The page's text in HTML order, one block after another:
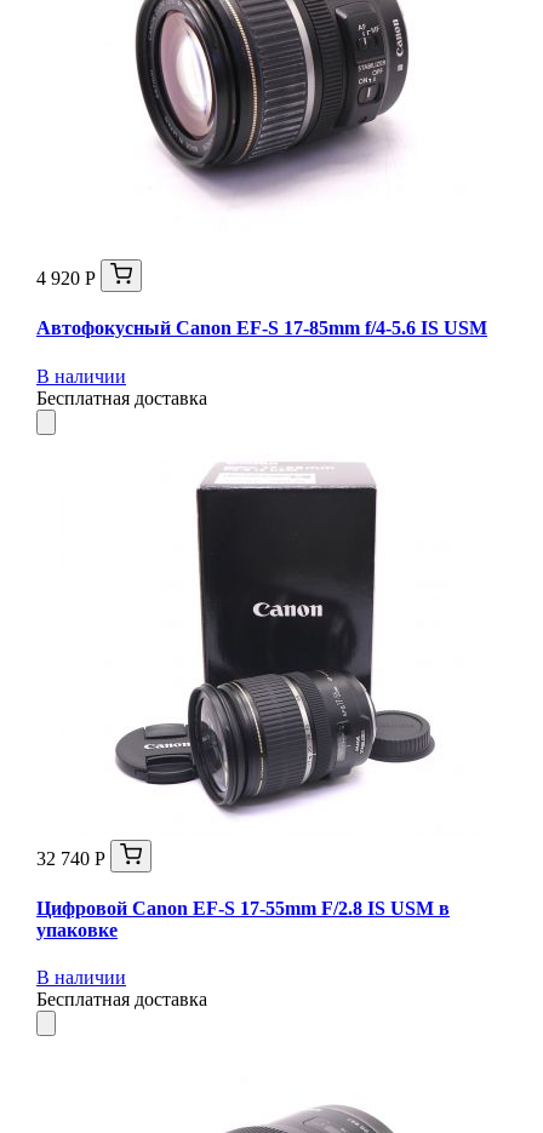
4 920 Р
Автофокусный Canon EF-S 17-85mm f/4-5.6 IS USM
В наличии
Бесплатная доставка
32 740 Р
Цифровой Canon EF-S 17-55mm F/2.8 IS USM в
упаковке
В наличии
Бесплатная доставка